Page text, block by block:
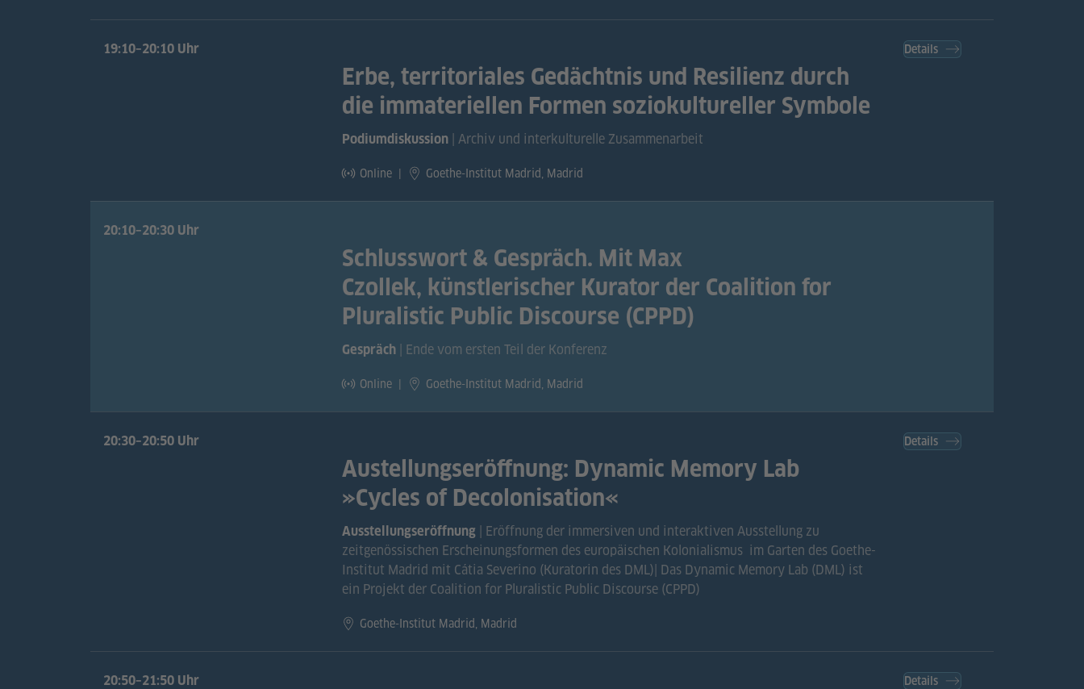
19:10–20:10 Uhr
Erbe, territoriales Gedächtnis und Resilienz durch
die immateriellen Formen soziokultureller Symbole
Podiumdiskussion | Archiv und interkulturelle Zusammenarbeit
Online | Goethe-Institut Madrid, Madrid
Details
20:10–20:30 Uhr
​​​​​​​Schlusswort & Gespräch. Mit Max
Czollek, künstlerischer Kurator der Coalition for
Pluralistic Public Discourse (CPPD)
Gespräch | Ende vom ersten Teil der Konferenz
Online | Goethe-Institut Madrid, Madrid
20:30–20:50 Uhr
Austellungseröffnung: Dynamic Memory Lab
»Cycles of Decolonisation«
Ausstellungseröffnung | Eröffnung der immersiven und interaktiven Ausstellung zu
zeitgenössischen Erscheinungsformen des europäischen Kolonialismus im Garten des Goethe-
Institut Madrid mit Cátia Severino (Kuratorin des DML)| Das Dynamic Memory Lab (DML) ist
ein Projekt der Coalition for Pluralistic Public Discourse (CPPD)
Goethe-Institut Madrid, Madrid
Details
20:50–21:50 Uhr Details